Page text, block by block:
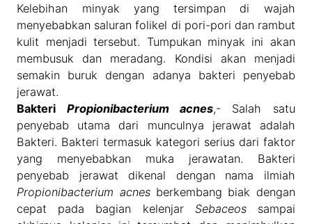
Kelebihan minyak yang tersimpan di wajah
menyebabkan saluran folikel di pori-pori dan rambut
kulit menjadi tersebut. Tumpukan minyak ini akan
membusuk dan meradang. Kondisi akan menjadi
semakin buruk dengan adanya bakteri penyebab
jerawat.
Bakteri Propionibacterium acnes,- Salah satu
penyebab utama dari munculnya jerawat adalah
Bakteri. Bakteri termasuk kategori serius dari faktor
yang menyebabkan muka jerawatan. Bakteri
penyebab jerawat dikenal dengan nama ilmiah
Propionibacterium acnesberkembang biak dengan
cepat pada bagian kelenjar Sebaceossampai